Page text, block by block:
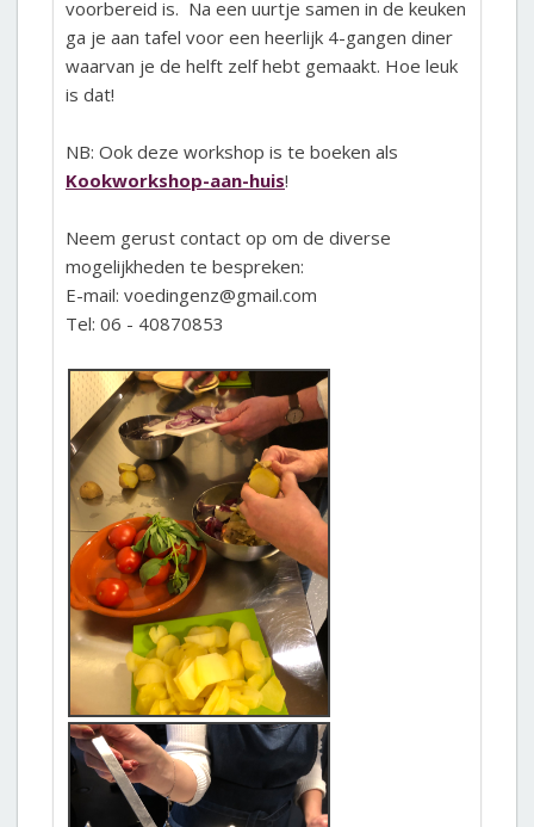
voorbereid is. Na een uurtje samen in de keuken
ga je aan tafel voor een heerlijk 4-gangen diner
waarvan je de helft zelf hebt gemaakt. Hoe leuk
is dat!
NB: Ook deze workshop is te boeken als
Kookworkshop-aan-huis!
Neem gerust contact op om de diverse
mogelijkheden te bespreken:
E-mail: voedingenz@gmail.com
Tel: 06 - 40870853